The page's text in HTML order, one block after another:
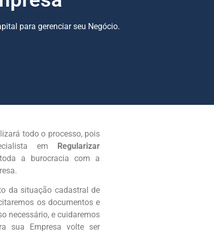
para gerenciar seu Negócio.
todo o processo, pois
em Regularizar
a burocracia com a
da situação cadastral de
os documentos e
necessário, e cuidaremos
sua Empresa volte ser